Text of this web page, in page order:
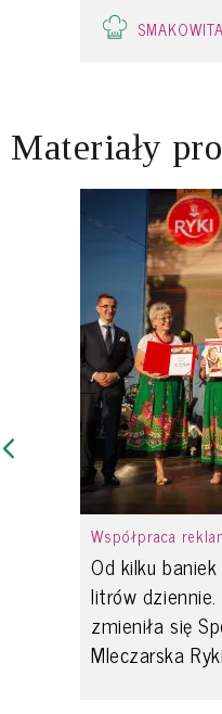
SMAKOWITA
Materiały
Współpraca
Od kilku
litrów
zmieniła się
Mleczarska Ryki